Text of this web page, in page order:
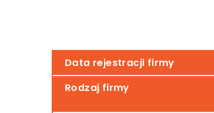
Data rejestracji firmy
Rodzaj firmy